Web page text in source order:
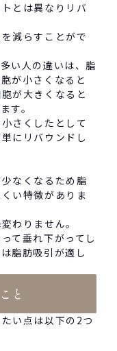
とは異なりリバ
減らすことがで
い人の違いは、脂
が小さくなると
が大きくなると
す。
さくしたとして
にリバウンドし
なくなるため脂
い特徴がありま
わりません。
て垂れ下がってし
脂肪吸引が適し
と
い点は以下の 2つ